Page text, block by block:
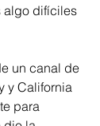
algo difíciles
un canal de
y California
para